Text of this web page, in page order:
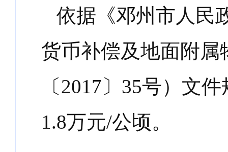
依据《邓州市人民
货币补偿及地面附
〔2017〕 35号）文件
1.8万元/公顷。